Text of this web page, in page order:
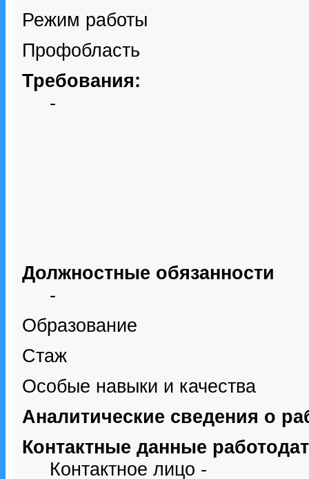
Режим работы
Профобласть
Требования:
-
Должностные обязанности
-
Образование
Стаж
Особые навыки и качества
Аналитические сведения о
Контактные данные
Контактное лицо -